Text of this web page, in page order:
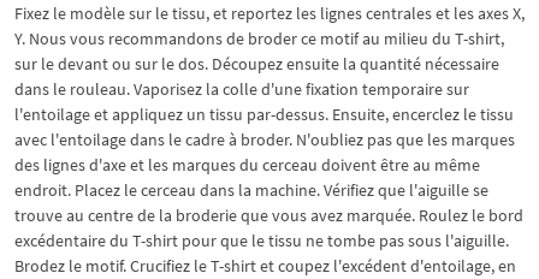
Fixez le modèle sur le tissu, et reportez les lignes centrales et les axes X,
Y. Nous vous recommandons de broder ce motif au milieu du T-shirt,
sur le devant ou sur le dos. Découpez ensuite la quantité nécessaire
dans le rouleau. Vaporisez la colle d'une fixation temporaire sur
l'entoilage et appliquez un tissu par-dessus. Ensuite, encerclez le tissu
avec l'entoilage dans le cadre à broder. N'oubliez pas que les marques
des lignes d'axe et les marques du cerceau doivent être au même
endroit. Placez le cerceau dans la machine. Vérifiez que l'aiguille se
trouve au centre de la broderie que vous avez marquée. Roulez le bord
excédentaire du T-shirt pour que le tissu ne tombe pas sous l'aiguille.
Brodez le motif. Crucifiez le T-shirt et coupez l'excédent d'entoilage, en